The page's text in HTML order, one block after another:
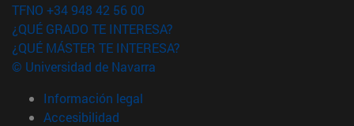
TFNO +34 948 42 56 00
¿QUÉ GRADO TE INTERESA?
¿QUÉ MÁSTER TE INTERESA?
© Universidad de Navarra
Información legal
Accesibilidad